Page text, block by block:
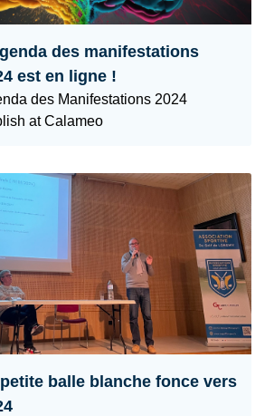
des manifestations
est en ligne !
des Manifestations 2024
at Calameo
balle blanche fonce vers